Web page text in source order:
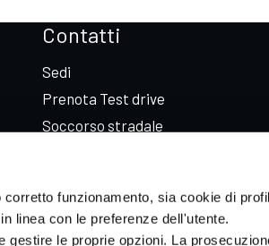
funzionamento, sia cookie di
linea con le preferenze dell'utente.
gestire le proprie opzioni. La
Contatti
Sedi
Prenota Test drive
Soccorso stradale